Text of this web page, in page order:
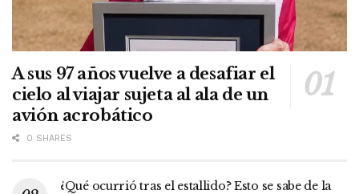
A sus 97 años vuelve a desafiar el
cielo al viajar sujeta al ala de un
avión acrobático
0 SHARES
¿Qué ocurrió tras el estallido? Esto se sabe de la